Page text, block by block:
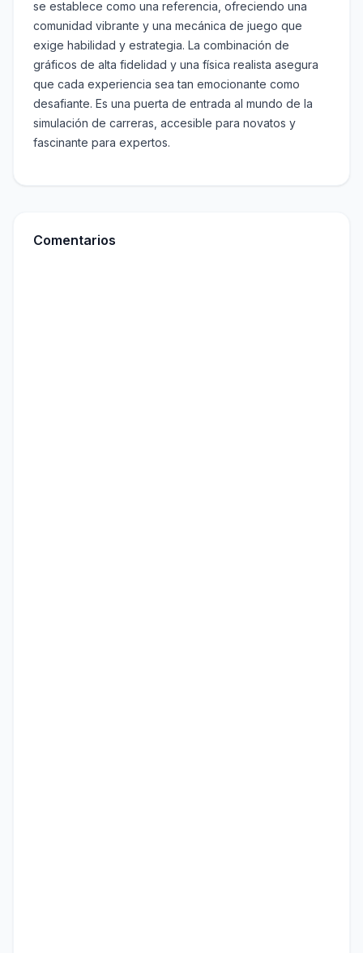
se establece como una referencia, ofreciendo una
comunidad vibrante y una mecánica de juego que
exige habilidad y estrategia. La combinación de
gráficos de alta fidelidad y una física realista asegura
que cada experiencia sea tan emocionante como
desafiante. Es una puerta de entrada al mundo de la
simulación de carreras, accesible para novatos y
fascinante para expertos.
Comentarios